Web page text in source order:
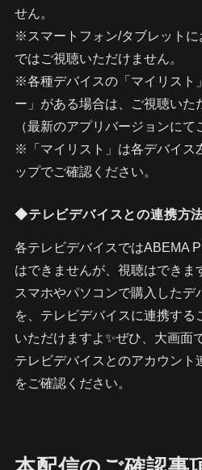
せん。
※スマートフォン/タブレット
ではご視聴いただけません。
※各種デバイスの「マイリスト
ー」がある場合は、ご視聴いた
（最新のアプリバージョンにて
※「マイリスト」は各デバイス
ップでご確認ください。
◆テレビデバイスとの連携方
各テレビデバイスではABEMA
はできませんが、視聴はできま
スマホやパソコンで購入したデ
を、テレビデバイスに連携する
いただけますよ✨ぜひ、大画面
テレビデバイスとのアカウント
をご確認ください。